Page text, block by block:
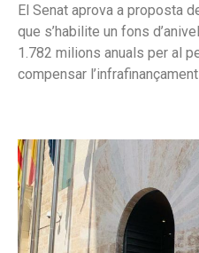
El Senat aprova a proposta
que s’habilite un fons
1.782 milions anuals per al
compensar